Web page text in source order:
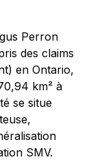
Perron
des claims
en Ontario,
km² à
se situe
SMV.